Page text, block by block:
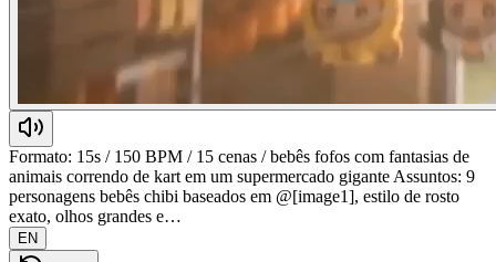
Formato: 15s / 150 BPM / 15 cenas / bebês fofos com fantasias de
animais correndo de kart em um supermercado gigante Assuntos: 9
personagens bebês chibi baseados em @[image1], estilo de rosto
exato, olhos grandes e…
EN